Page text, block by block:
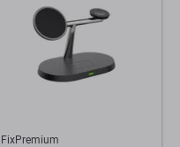
FixPremium